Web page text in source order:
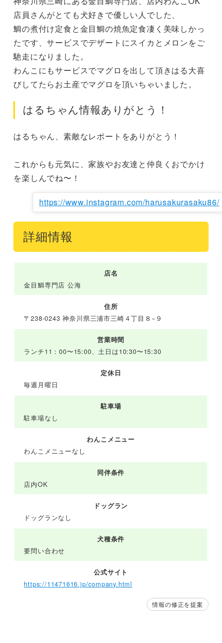
店員さんがとても犬好きで優しい人でした、
鯛の煮付け定食と金目鯛の焼魚定食凄く美味しかっ
たです、サービスでデザートにスイカとメロンをご
馳走になりました。
わんこにもサービスでマグロを出して頂きはる大喜
びしてたらお土産でマグロを頂いちゃいました。
はるちゃん情報ありがとう！
はるちゃん、素敵なレポートをありがとう！
これからも元気に、家族やお友達と仲良くおでかけ
を楽しんでね〜！
https://www.instagram.com/harusakurasaku86/
詳細情報
店名
金目鯛専門店 公海
住所
〒238-0243 神奈川県三浦市三崎４丁目８−９
営業時間
ランチ11：00〜15:00、土日は10:30〜15:30
定休日
毎週月曜日
駐車場
駐車場なし
わんこメニュー
わんこメニューなし
同伴条件
店内OK
ドッグラン
ドッグランなし
犬種条件
要問い合わせ
公式サイト
https://11471616.jp/company.html
情報の修正を提案